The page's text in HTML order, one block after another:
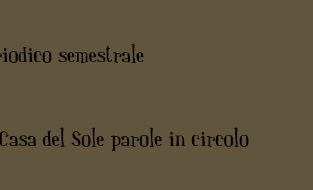
semestrale
del Sole parole in circolo